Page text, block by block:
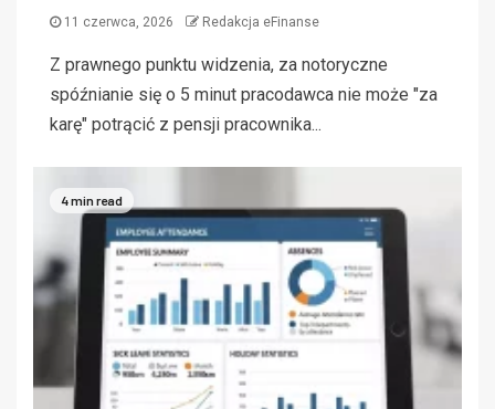
11 czerwca, 2026 Redakcja eFinanse
Z prawnego punktu widzenia, za notoryczne
spóźnianie się o 5 minut pracodawca nie może "za
karę" potrącić z pensji pracownika...
4 min read